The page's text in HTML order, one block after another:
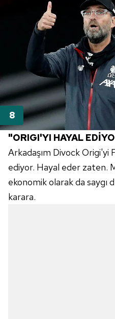
"ORIGI'YI HAYAL
Arkadaşım Divock Origi'yi
ediyor. Hayal eder zaten.
ekonomik olarak da saygı
karara.